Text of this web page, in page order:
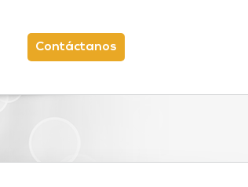
Contáctanos